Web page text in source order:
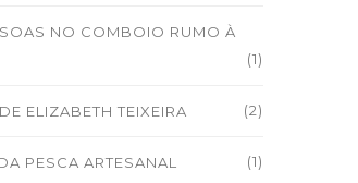
NO COMBOIO RUMO À
(1)
ELIZABETH TEIXEIRA (2)
PESCA ARTESANAL (1)